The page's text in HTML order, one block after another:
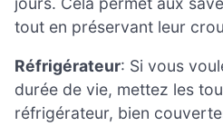
tout en préservant leur
Réfrigérateur: Si vous
durée de vie, mettez les
réfrigérateur, bien